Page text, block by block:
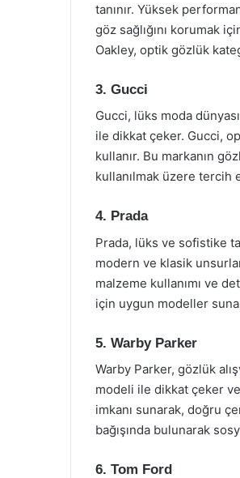
tanınır. Yüksek
göz sağlığını korumak
Oakley, optik gözlük
3. Gucci
Gucci, lüks moda
ile dikkat çeker. Gucci,
kullanır. Bu markanın
kullanılmak üzere tercih
4. Prada
Prada, lüks ve sofistike
modern ve klasik
malzeme kullanımı ve
için uygun modeller
5. Warby Parker
Warby Parker, gözlük
modeli ile dikkat çeker
imkanı sunarak, doğru
bağışında bulunarak
6. Tom Ford